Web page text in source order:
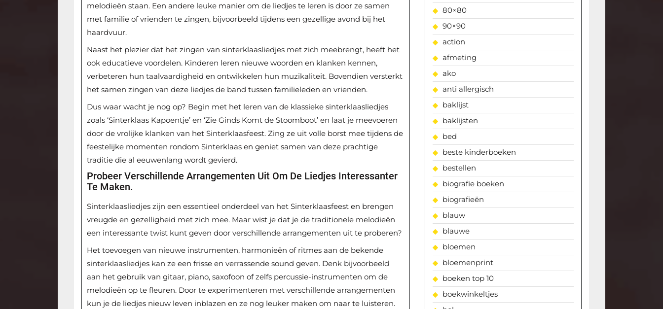
melodieën staan. Een andere leuke manier om de liedjes te leren is door ze samen
met familie of vrienden te zingen, bijvoorbeeld tijdens een gezellige avond bij het
haardvuur.
Naast het plezier dat het zingen van sinterklaasliedjes met zich meebrengt, heeft het
ook educatieve voordelen. Kinderen leren nieuwe woorden en klanken kennen,
verbeteren hun taalvaardigheid en ontwikkelen hun muzikaliteit. Bovendien versterkt
het samen zingen van deze liedjes de band tussen familieleden en vrienden.
Dus waar wacht je nog op? Begin met het leren van de klassieke sinterklaasliedjes
zoals ‘Sinterklaas Kapoentje’ en ‘Zie Ginds Komt de Stoomboot’ en laat je meevoeren
door de vrolijke klanken van het Sinterklaasfeest. Zing ze uit volle borst mee tijdens de
feestelijke momenten rondom Sinterklaas en geniet samen van deze prachtige
traditie die al eeuwenlang wordt gevierd.
Probeer Verschillende Arrangementen Uit Om De Liedjes Interessanter
Te Maken.
Sinterklaasliedjes zijn een essentieel onderdeel van het Sinterklaasfeest en brengen
vreugde en gezelligheid met zich mee. Maar wist je dat je de traditionele melodieën
een interessante twist kunt geven door verschillende arrangementen uit te proberen?
Het toevoegen van nieuwe instrumenten, harmonieën of ritmes aan de bekende
sinterklaasliedjes kan ze een frisse en verrassende sound geven. Denk bijvoorbeeld
aan het gebruik van gitaar, piano, saxofoon of zelfs percussie-instrumenten om de
melodieën op te fleuren. Door te experimenteren met verschillende arrangementen
kun je de liedjes nieuw leven inblazen en ze nog leuker maken om naar te luisteren.
80×80
90×90
action
afmeting
ako
anti allergisch
baklijst
baklijsten
bed
beste kinderboeken
bestellen
biografie boeken
biografieën
blauw
blauwe
bloemen
bloemenprint
boeken top 10
boekwinkeltjes